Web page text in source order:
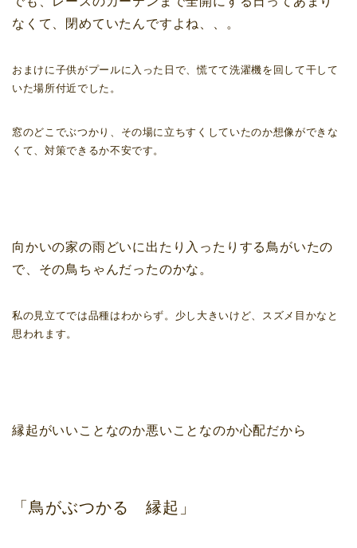
なくて、閉めていたんですよね、、。
おまけに子供がプールに入った日で、慌てて洗濯機を回して干して
いた場所付近でした。
窓のどこでぶつかり、その場に立ちすくしていたのか想像ができな
くて、対策できるか不安です。
向かいの家の雨どいに出たり入ったりする鳥がいたの
で、その鳥ちゃんだったのかな。
私の見立てでは品種はわからず。少し大きいけど、スズメ目かなと
思われます。
縁起がいいことなのか悪いことなのか心配だから
「鳥がぶつかる 縁起」